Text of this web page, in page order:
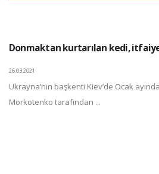
Donmaktan kurtarılan kedi,
26.03.2021
Ukrayna’nın başkenti Kiev’de Ocak
Morkotenko tarafından ...